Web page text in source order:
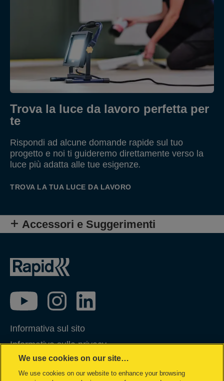
Trova la luce da lavoro perfetta per
te
Rispondi ad alcune domande rapide sul tuo
progetto e noi ti guideremo direttamente verso la
luce più adatta alle tue esigenze.
TROVA LA TUA LUCE DA LAVORO
Accessori e Suggerimenti
Informativa sul sito
Informativa sulla privacy
Gestione dei Cookie
Gestione dei miei dati
We use cookies on our site…
We use cookies on our website to enhance your browsing